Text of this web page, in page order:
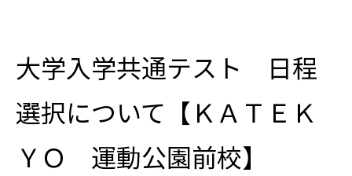
大学入学共通テスト 日程
選択について【ＫＡＴＥＫ
ＹＯ 運動公園前校】